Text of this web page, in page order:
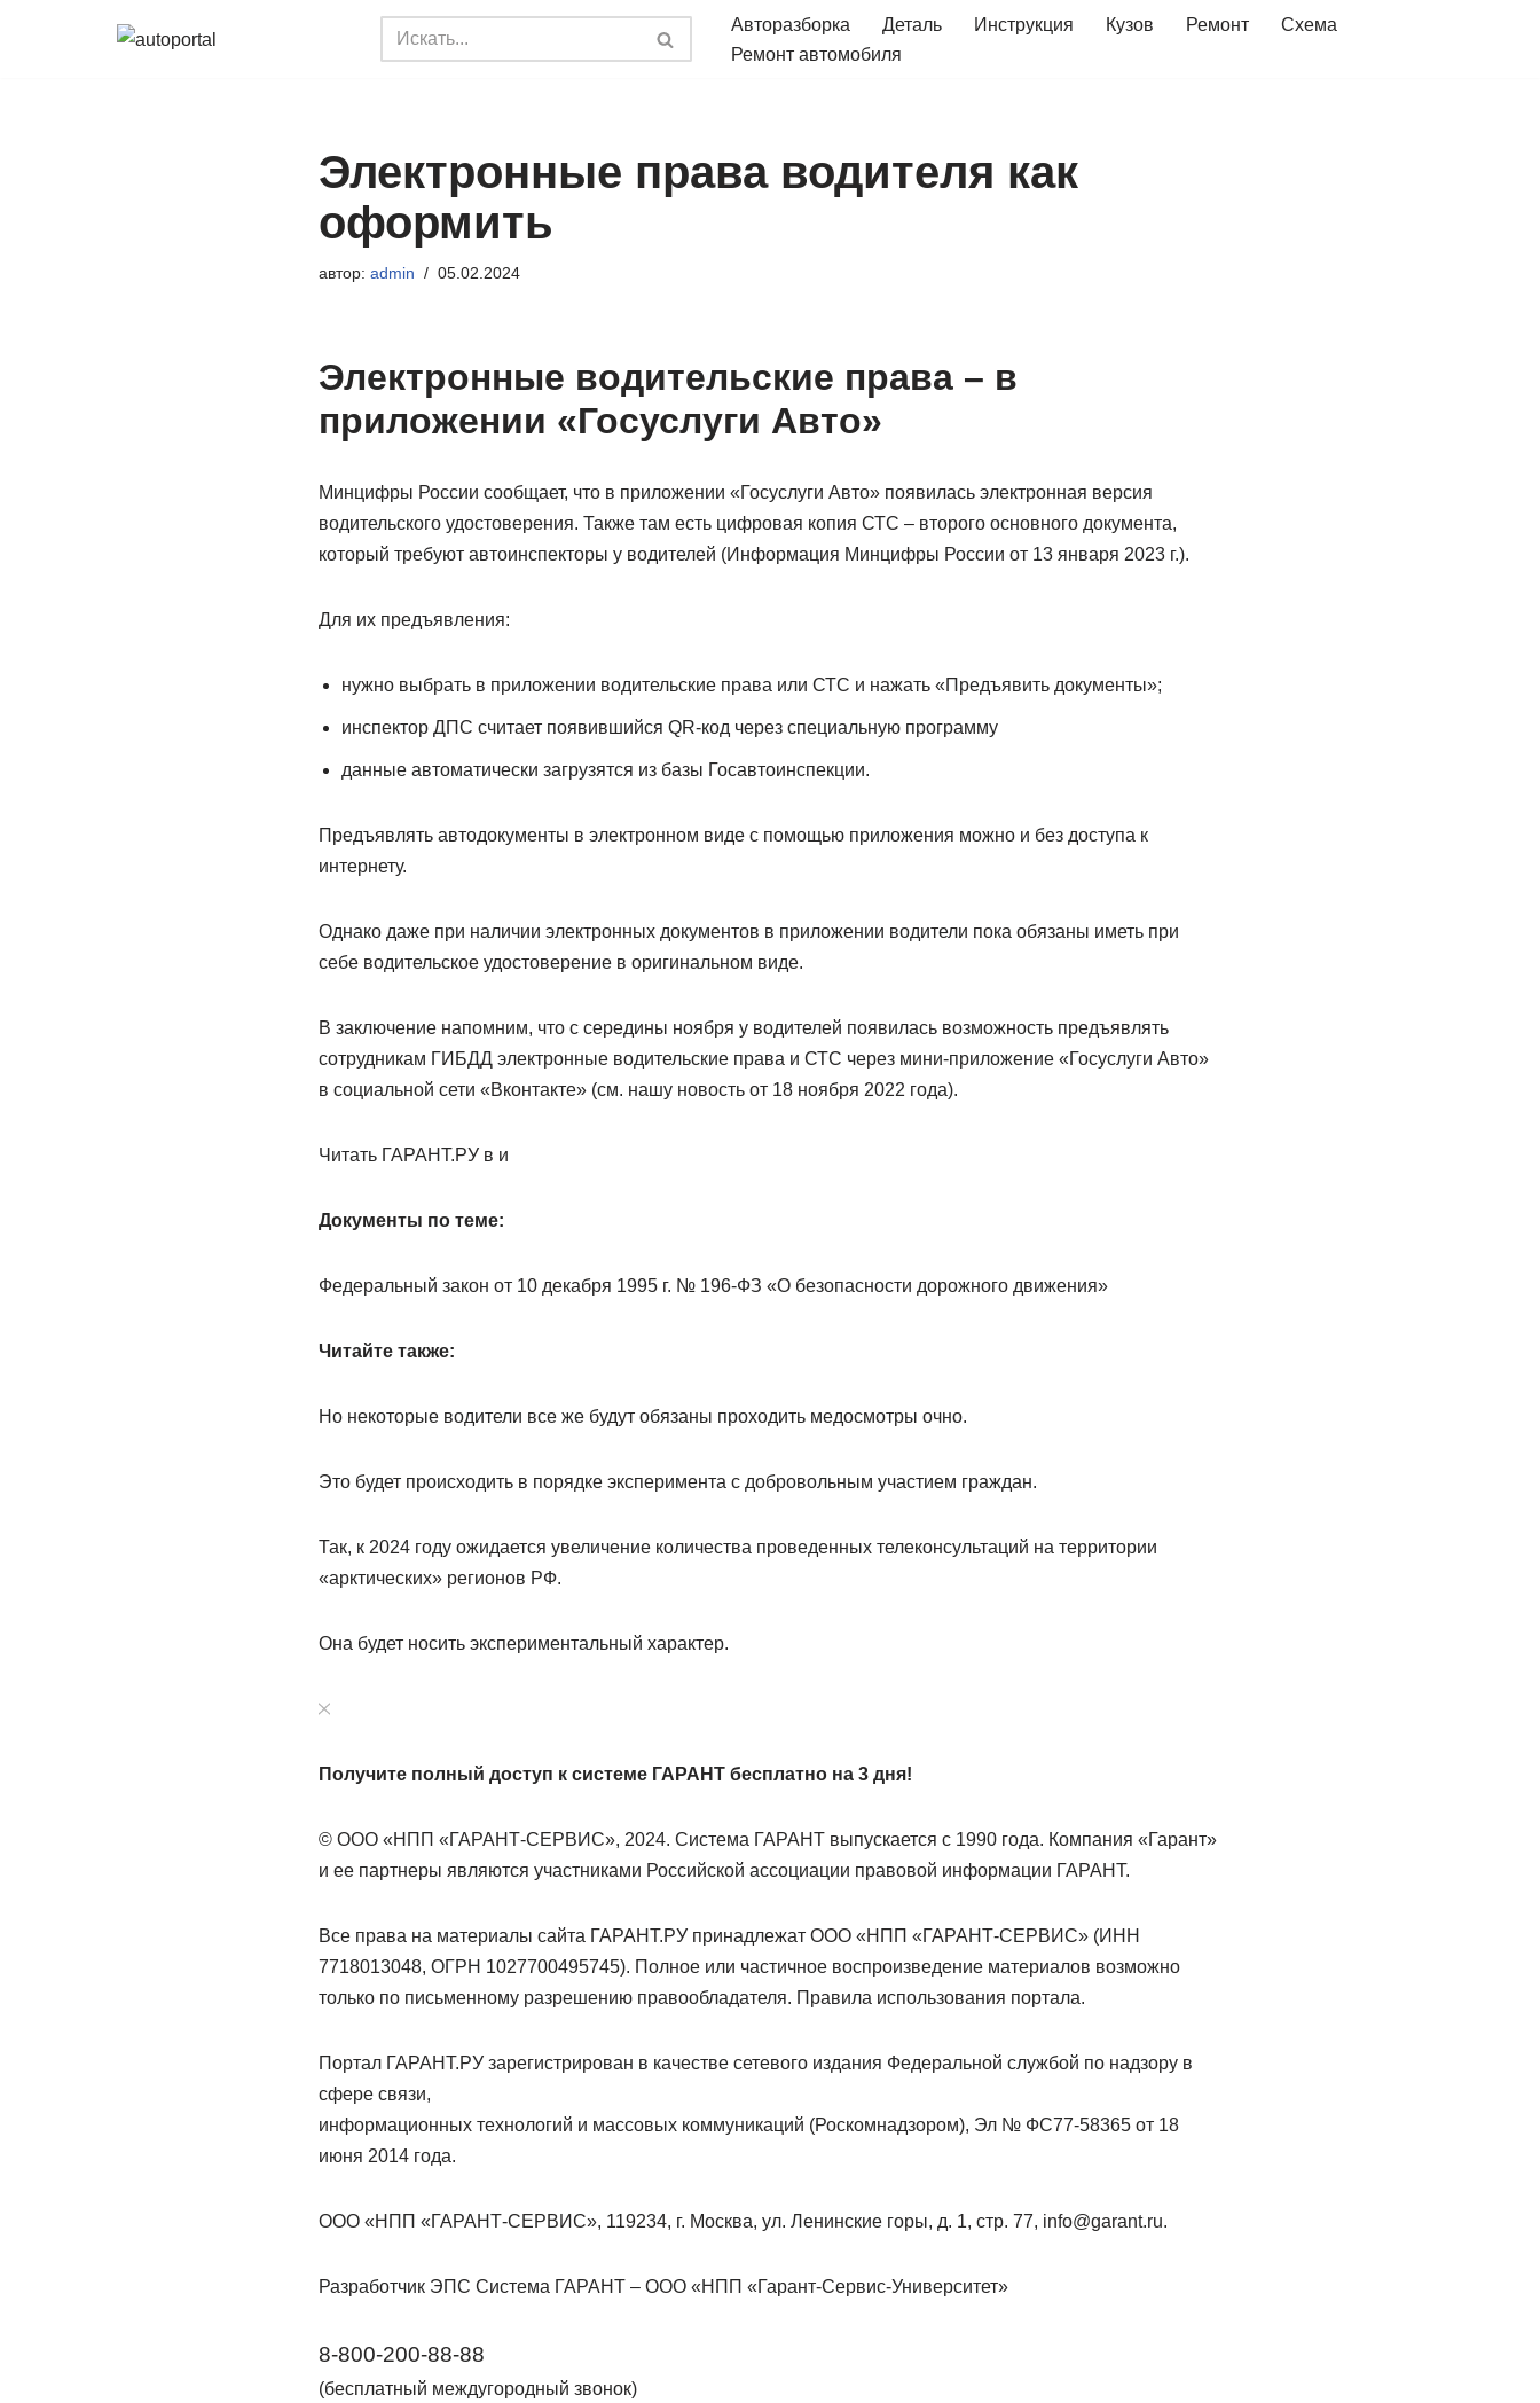
Авторазборка Деталь Инструкция Кузов Ремонт
Схема
Ремонт автомобиля
Электронные права водителя как
оформить
автор: admin 05.02.2024
Электронные водительские права – в
приложении «Госуслуги Авто»
Минцифры России сообщает, что в приложении «Госуслуги Авто» появилась электронная версия
водительского удостоверения. Также там есть цифровая копия СТС – второго основного документа,
который требуют автоинспекторы у водителей (Информация Минцифры России от 13 января 2023 г.).
Для их предъявления:
нужно выбрать в приложении водительские права или СТС и нажать «Предъявить документы»;
инспектор ДПС считает появившийся QR-код через специальную программу
данные автоматически загрузятся из базы Госавтоинспекции.
Предъявлять автодокументы в электронном виде с помощью приложения можно и без доступа к
интернету.
Однако даже при наличии электронных документов в приложении водители пока обязаны иметь при
себе водительское удостоверение в оригинальном виде.
В заключение напомним, что с середины ноября у водителей появилась возможность предъявлять
сотрудникам ГИБДД электронные водительские права и СТС через мини-приложение «Госуслуги Авто»
в социальной сети «Вконтакте» (см. нашу новость от 18 ноября 2022 года).
Читать ГАРАНТ.РУ в и
Документы по теме:
Федеральный закон от 10 декабря 1995 г. № 196-ФЗ «О безопасности дорожного движения»
Читайте также:
Но некоторые водители все же будут обязаны проходить медосмотры очно.
Это будет происходить в порядке эксперимента с добровольным участием граждан.
Так, к 2024 году ожидается увеличение количества проведенных телеконсультаций на территории
«арктических» регионов РФ.
Она будет носить экспериментальный характер.
Получите полный доступ к системе ГАРАНТ бесплатно на 3 дня!
© ООО «НПП «ГАРАНТ-СЕРВИС», 2024. Система ГАРАНТ выпускается с 1990 года. Компания «Гарант»
и ее партнеры являются участниками Российской ассоциации правовой информации ГАРАНТ.
Все права на материалы сайта ГАРАНТ.РУ принадлежат ООО «НПП «ГАРАНТ-СЕРВИС» (ИНН
7718013048, ОГРН 1027700495745). Полное или частичное воспроизведение материалов возможно
только по письменному разрешению правообладателя. Правила использования портала.
Портал ГАРАНТ.РУ зарегистрирован в качестве сетевого издания Федеральной службой по надзору в
сфере связи,
информационных технологий и массовых коммуникаций (Роскомнадзором), Эл № ФС77-58365 от 18
июня 2014 года.
ООО «НПП «ГАРАНТ-СЕРВИС», 119234, г. Москва, ул. Ленинские горы, д. 1, стр. 77, info@garant.ru.
Разработчик ЭПС Система ГАРАНТ – ООО «НПП «Гарант-Сервис-Университет»
8-800-200-88-88
(бесплатный междугородный звонок)